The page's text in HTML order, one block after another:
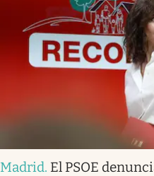
Madrid. El PSOE